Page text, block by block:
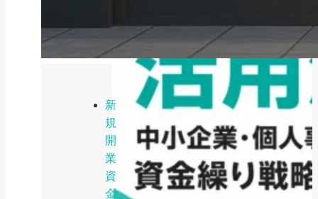
新
規
開
業
資
金